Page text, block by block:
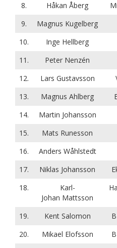
8.
Håkan Åberg
9.
Magnus Kugelberg
10.
Inge Hellberg
11.
Peter Nenzén
12.
Lars Gustavsson
13.
Magnus Ahlberg
14.
Martin Johansson
15.
Mats Runesson
16.
Anders Wåhlstedt
17.
Niklas Johansson
18.
Karl-
Johan Mattsson
19. Kent Salomon
20.
Mikael Elofsson